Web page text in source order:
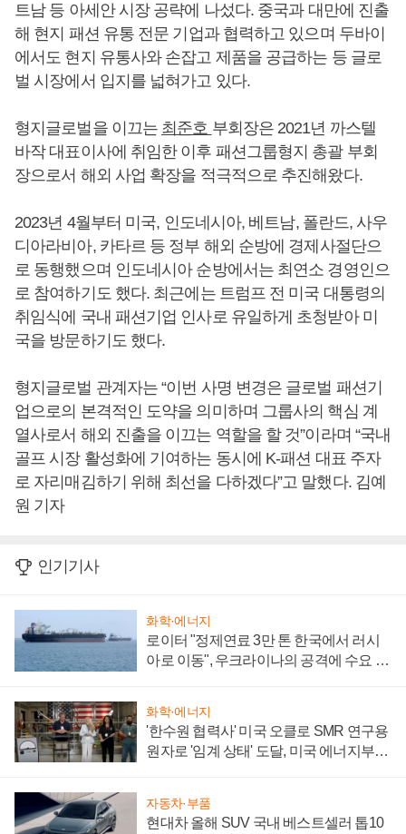
트남 등 아세안 시장 공략에 나섰다. 중국과 대만에 진출
해 현지 패션 유통 전문 기업과 협력하고 있으며 두바이
에서도 현지 유통사와 손잡고 제품을 공급하는 등 글로
벌 시장에서 입지를 넓혀가고 있다.
형지글로벌을 이끄는 최준호 부회장은 2021년 까스텔
바작 대표이사에 취임한 이후 패션그룹형지 총괄 부회
장으로서 해외 사업 확장을 적극적으로 추진해왔다.
2023년 4월부터 미국, 인도네시아, 베트남, 폴란드, 사우
디아라비아, 카타르 등 정부 해외 순방에 경제사절단으
로 동행했으며 인도네시아 순방에서는 최연소 경영인으
로 참여하기도 했다. 최근에는 트럼프 전 미국 대통령의
취임식에 국내 패션기업 인사로 유일하게 초청받아 미
국을 방문하기도 했다.
형지글로벌 관계자는 “이번 사명 변경은 글로벌 패션기
업으로의 본격적인 도약을 의미하며 그룹사의 핵심 계
열사로서 해외 진출을 이끄는 역할을 할 것”이라며 “국내
골프 시장 활성화에 기여하는 동시에 K-패션 대표 주자
로 자리매김하기 위해 최선을 다하겠다”고 말했다. 김예
원 기자
인기기사
화학·에너지
로이터 "정제연료 3만 톤 한국에서 러시
아로 이동", 우크라이나의 공격에 수요 늘
화학·에너지
'한수원 협력사' 미국 오클로 SMR 연구용
원자로 '임계 상태' 도달, 미국 에너지부
자동차·부품
현대차 올해 SUV 국내 베스트셀러 톱10